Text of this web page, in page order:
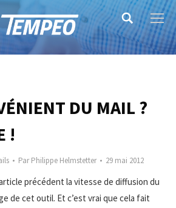
Search:
DU MAIL ?
!
ParPhilippe Helmstetter 29 mai 2012
précédent la vitesse de diffusion du
de cet outil. Et c’est vrai que cela fait